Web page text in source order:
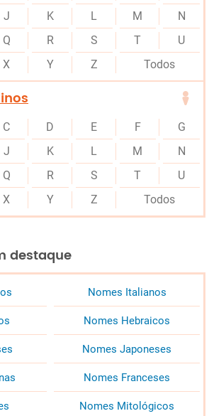
J K L M
N
Q R S T
U
X Y Z Todos
C D E F
G
J K L M
N
Q R S T
U
X Y Z Todos
destaque
Nomes Italianos
Nomes Hebraicos
Nomes Japoneses
Nomes Franceses
Nomes Mitológicos